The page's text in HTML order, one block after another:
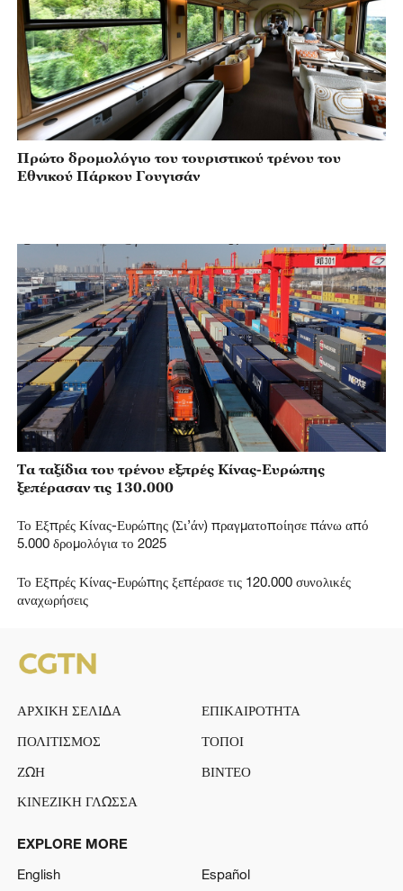
Πρώτο δρομολόγιο του τουριστικού τρένου του
Εθνικού Πάρκου Γουγισάν
Τα ταξίδια του τρένου εξπρές Κίνας-Ευρώπης
ξεπέρασαν τις 130.000
Το Εξπρές Κίνας-Ευρώπης (Σι’άν) πραγματοποίησε πάνω από
5.000 δρομολόγια το 2025
Το Εξπρές Κίνας-Ευρώπης ξεπέρασε τις 120.000 συνολικές
αναχωρήσεις
ΑΡΧΙΚΗ ΣΕΛΙΔΑ
ΕΠΙΚΑΙΡΟΤΗΤΑ
ΠΟΛΙΤΙΣΜΟΣ
ΤΟΠΟΙ
ΖΩΗ
ΒΙΝΤΕΟ
ΚΙΝΕΖΙΚΗ ΓΛΩΣΣΑ
EXPLORE MORE
English
Español